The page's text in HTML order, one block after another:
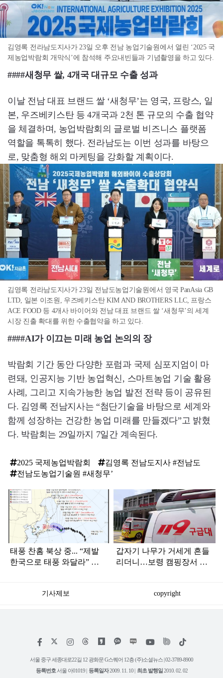
김영록 전라남도지사가 23일 오후 전남 농업기술원에서 열린 ‘2025 국
제농업박람회 개막식’에 참석해 주요내빈들과 기념촬영을 하고 있다.
####새청무 쌀, 4개국 대규모 수출 성과
이날 전남 대표 브랜드 쌀 ‘새청무’는 영국, 프랑스, 일
본, 우즈베키스탄 등 4개국과 2천 톤 규모의 수출 협약
을 체결하며, 농업박람회의 글로벌 비즈니스 플랫폼
역할을 톡톡히 했다. 전라남도는 이번 성과를 바탕으
로, 맞춤형 해외 마케팅을 강화할 계획이다.
김영록 전라남도지사가 23일 전남도농업기술원에서 영국 PanAsia GB
LTD, 일본 이조원, 우즈베키스탄 KIM AND BROTHERS LLC, 프랑스
ACE FOOD 등 4개사 바이어와 전남 대표 브랜드 쌀 ‘새청무’의 세계
시장 진출 확대를 위한 수출협약을 하고 있다.
####AI가 이끄는 미래 농업 논의의 장
박람회 기간 동안 다양한 포럼과 국제 심포지엄이 마
련돼, 인공지능 기반 농업혁신, 스마트농업 기술 활용
사례, 그리고 지속가능한 농업 발전 전략 등이 공유된
다. 김영록 전남지사는 “첨단기술을 바탕으로 세계와
함께 성장하는 건강한 농업 미래를 만들겠다”고 밝혔
다. 박람회는 29일까지 7일간 계속된다.
2025 국제농업박람회
김영록 전남도지사 #전남도
전남도농업기술원 #새청무’
탑
라
인
태풍 찬홈 북상 중... “제발
한국으로 태풍 와달라” 말
갑자기 나무가 거세게 흔들
리더니…보령 캠핑장서 일
기사제보 copyright
페
스
인
타
램
위
트
유
틱
서울 중구 세종대로22길 12 광화문 G스퀘어 12층 (주)소셜뉴스 | 02-3789-8900
등록번호 서울 아01019 | 등록일자2009. 11. 10 | 최초 발행일 2010. 02. 02